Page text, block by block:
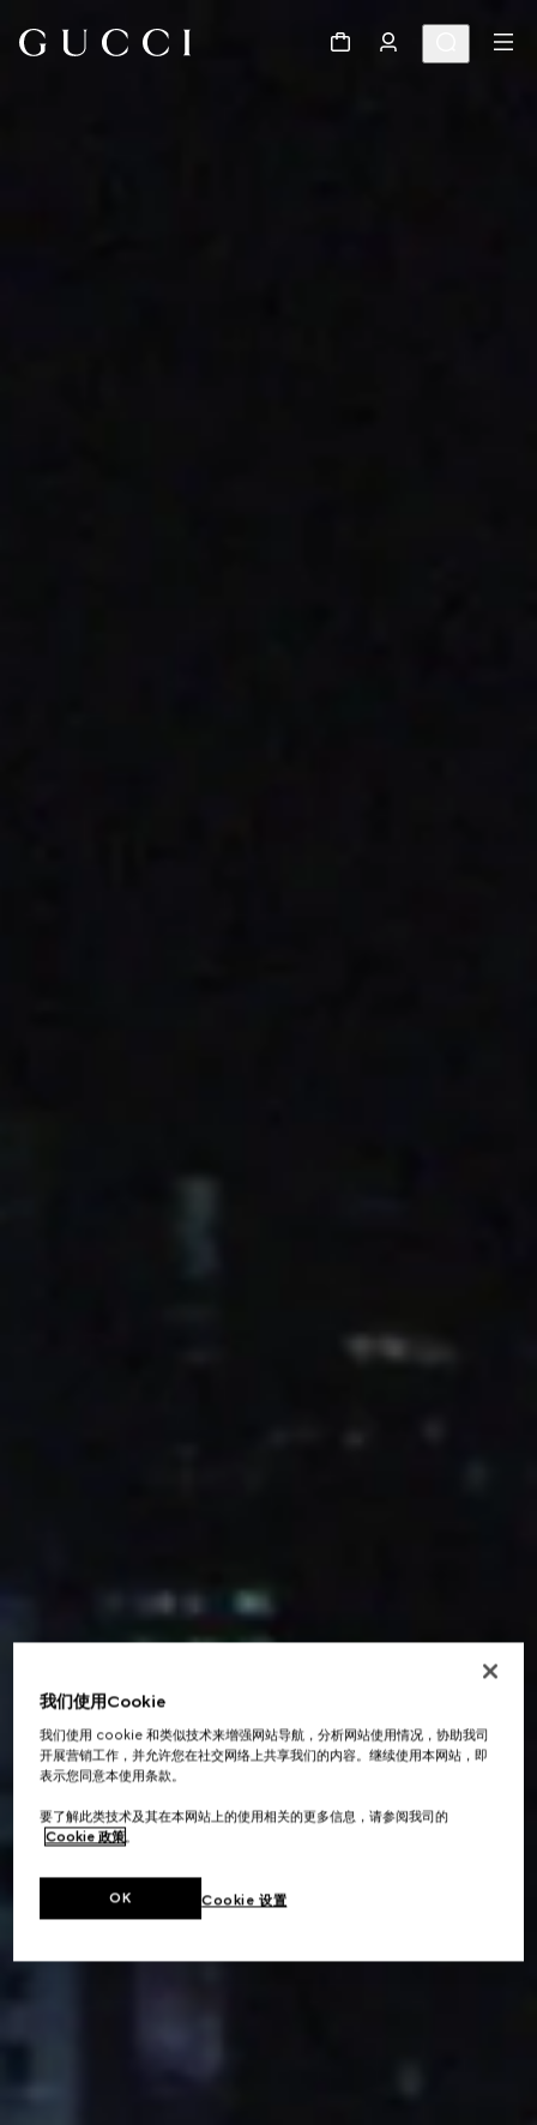
我们使用Cookie
我们使用 cookie 和类似技术来增强网站导航，分析网站使用情况，协助我司
开展营销工作，并允许您在社交网络上共享我们的内容。继续使用本网站，即
表示您同意本使用条款。
要了解此类技术及其在本网站上的使用相关的更多信息，请参阅我司的
Cookie 政策。
Cookie 设置
OK